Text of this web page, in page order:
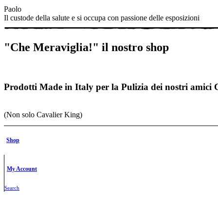
Paolo
Il custode della salute e si occupa con passione delle esposizioni
"Che Meraviglia!" il nostro shop
Prodotti Made in Italy per la Pulizia dei nostri amici
(Non solo Cavalier King)
Una “
Ogni prodotto a marchio Meraviglia è
Vai allo SHOP
Beauty & Care
Shop
My Account
Search